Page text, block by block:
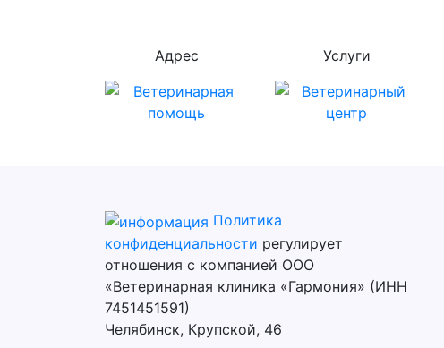
Адрес Услуги
Политика
конфиденциальности регулирует
отношения с компанией ООО
«Ветеринарная клиника «Гармония» (ИНН
7451451591)
Челябинск, Крупской, 46